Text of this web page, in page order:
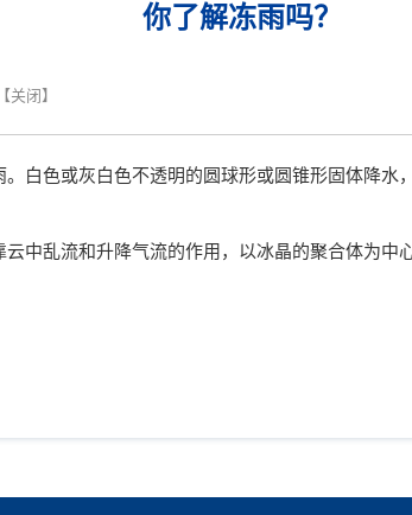
你了解冻雨吗？
关闭 】
色或灰白色不透明的圆球形或圆锥形固体降水
乱流和升降气流的作用，以冰晶的聚合体为中